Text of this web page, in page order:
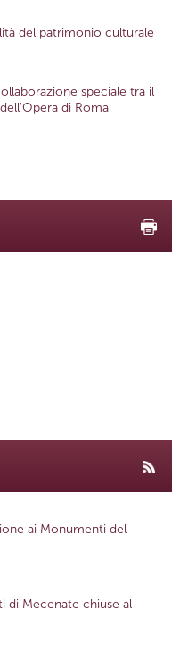
del patrimonio culturale
speciale tra il
di Roma
ai Monumenti del
di Mecenate chiuse al